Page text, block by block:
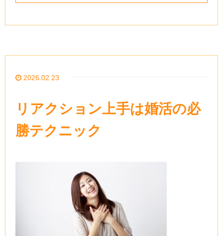
2026.02.23
リアクション上手は婚活の必
勝テクニック